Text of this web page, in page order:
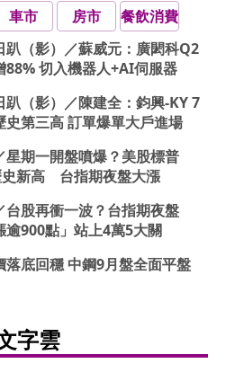
車市 房市
餐飲消費
趴（影）／蘇威元：廣閎科Q2
88% 切入機器人+AI伺服器
趴（影）／陳建全：鈞興-KY 7
史第三高 訂單爆單大戶進場
星期一開盤噴爆？美股標普
新高 台指期夜盤大漲
台股再衝一波？台指期夜盤
逾900點」站上4萬5大關
落底回穩 中鋼9月盤全面平盤
字雲